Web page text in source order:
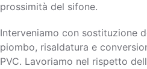
prossimità del sifone.
Interveniamo con sostituzione
piombo, risaldatura e
PVC. Lavoriamo nel rispetto